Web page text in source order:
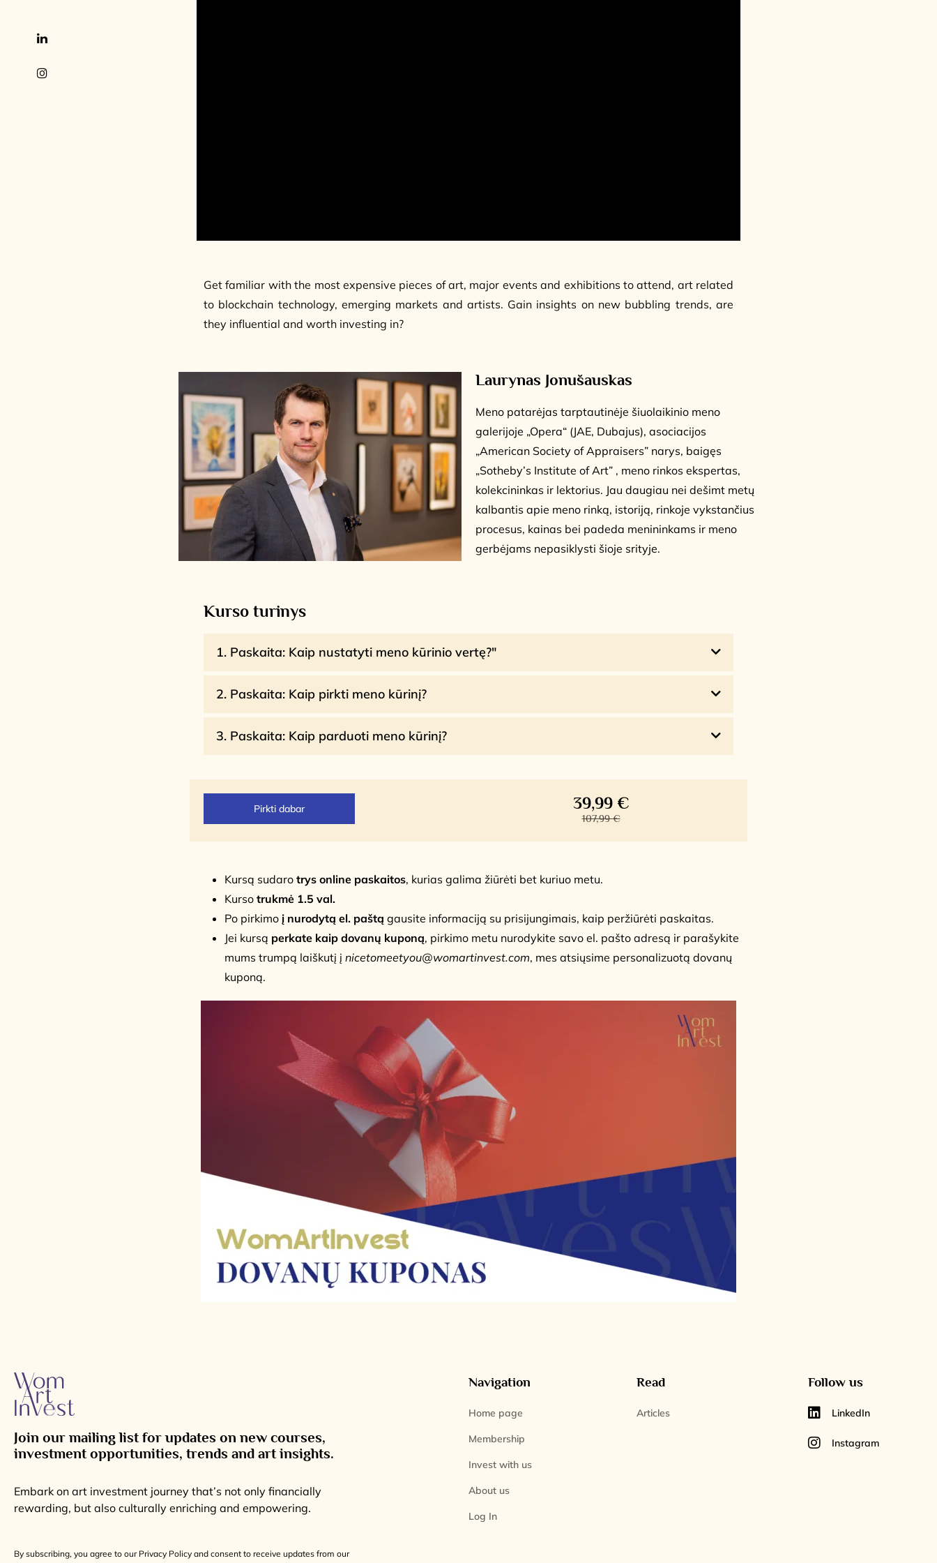
Get familiar with the most expensive pieces of art, major events and exhibitions to attend, art related
to blockchain technology, emerging markets and artists. Gain insights on new bubbling trends, are
they influential and worth investing in?
Laurynas Jonušauskas
Meno patarėjas tarptautinėje šiuolaikinio meno
galerijoje „Opera“ (JAE, Dubajus), asociacijos
„American Society of Appraisers” narys, baigęs
„Sotheby’s Institute of Art” , meno rinkos ekspertas,
kolekcininkas ir lektorius. Jau daugiau nei dešimt metų
kalbantis apie meno rinką, istoriją, rinkoje vykstančius
procesus, kainas bei padeda menininkams ir meno
gerbėjams nepasiklysti šioje srityje.
Kurso turinys
1. Paskaita: Kaip nustatyti meno kūrinio vertę?"
2. Paskaita: Kaip pirkti meno kūrinį?
3. Paskaita: Kaip parduoti meno kūrinį?
Pirkti dabar 39,99 €
107,99€
Kursą sudaro trys online paskaitos, kurias galima žiūrėti bet kuriuo metu.
Kurso trukmė 1.5 val.
Po pirkimo į nurodytą el. paštą gausite informaciją su prisijungimais, kaip peržiūrėti paskaitas.
Jei kursą perkate kaip dovanų kuponą, pirkimo metu nurodykite savo el. pašto adresą ir parašykite
mums trumpą laiškutį į nicetomeetyou@womartinvest.com, mes atsiųsime personalizuotą dovanų
kuponą.
Join our mailing list for updates on new courses,
investment opportunities, trends and art insights.
Embark on art investment journey that’s not only financially
rewarding, but also culturally enriching and empowering.
By subscribing, you agree to our Privacy Policy and consent to receive updates from our
Navigation
Home page
Membership
Invest with us
About us
Log In
Read
Articles
Follow us
LinkedIn
Instagram